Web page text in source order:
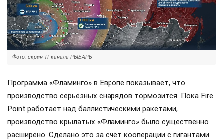
Фото: скрин ТГ-канала РЫБАРЬ
Программа «Фламинго» в Европе показывает, что
производство серьёзных снарядов тормозится. Пока Fire
Point работает над баллистическими ракетами,
производство крылатых «Фламинго» было существенно
расширено. Сделано это за счёт кооперации с гигантами